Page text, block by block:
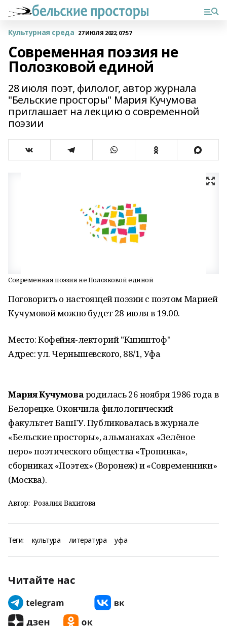
Культурная среда 27 ИЮЛЯ 2022, 07:57
Современная поэзия не
Полозковой единой
28 июля поэт, филолог, автор журнала
"Бельские просторы" Мария Кучумова
приглашает на лекцию о современной
поэзии
Современная поэзия не Полозковой единой
Поговорить о настоящей поэзии с поэтом Марией
Кучумовой можно будет 28 июля в 19.00.
Место: Кофейня-лекторий "Кшиштоф"
Адрес: ул. Чернышевского, 88/1, Уфа
Мария Кучумовародилась 26 ноября 1986 года в
Белорецке. Окончила филологический
факультет БашГУ. Публиковалась в журнале
«Бельские просторы», альманахах «Зелёное
перо» поэтического общества «Тропинка»,
сборниках «Поэтех» (Воронеж) и «Современники»
(Москва).
Автор: Розалия Вахитова
Теги: культура литература уфа
Читайте нас